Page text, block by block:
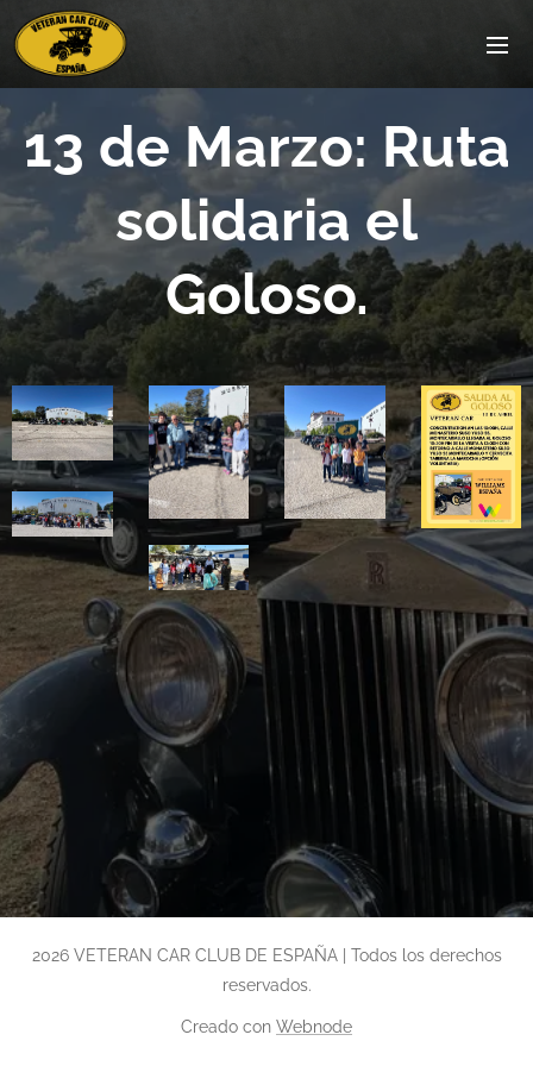
13 de Marzo: Ruta
solidaria el
Goloso.
2026 VETERAN CAR CLUB DE ESPAÑA | Todos los derechos
reservados.
Creado con Webnode